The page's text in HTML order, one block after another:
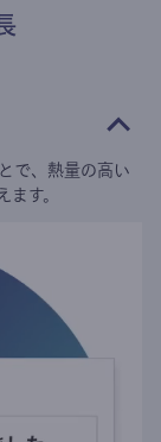
で、熱量の高い
す。